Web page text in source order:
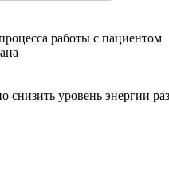
работы с пациентом
уровень энергии